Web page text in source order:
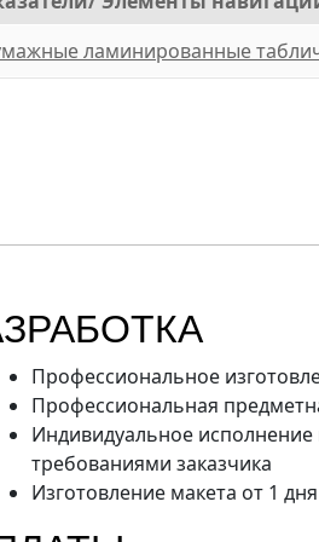
ламинированные
Профессиональное
Профессиональная
Индивидуальное исполнение
требованиями заказчика
Изготовление макета от 1 дня